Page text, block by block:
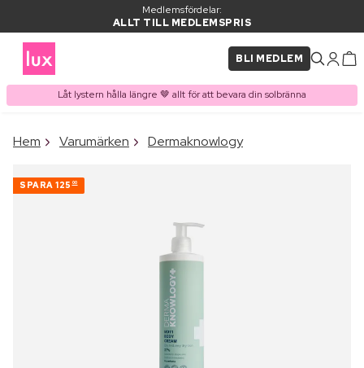
Medlemsfördelar:
ALLT TILL MEDLEMSPRIS
BLI MEDLEM
Låt lystern hålla längre 🤎 allt för att bevara din solbränna
PRODUKT I VARUKORGEN
Ofta köpt tillsammans med
Hem Varumärken Dermaknowlogy
SPARA 125 00